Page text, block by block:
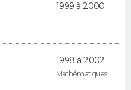
1999 à 2000
1998 à 2002
Mathématiques